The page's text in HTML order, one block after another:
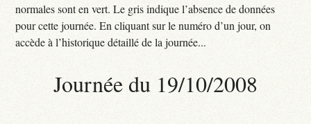
normales sont en vert. Le gris indique l’absence de données
pour cette journée. En cliquant sur le numéro d’un jour, on
accède à l’historique détaillé de la journée...
Journée du 19/10/2008